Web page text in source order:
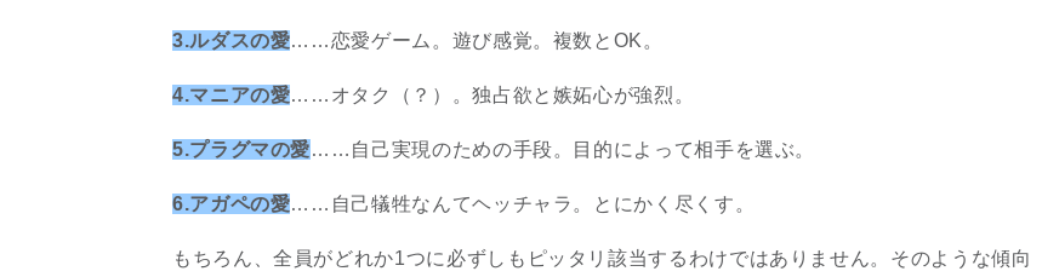
3.ルダスの愛……恋愛ゲーム。遊び感覚。複数とOK。
4.マニアの愛……オタク（？）。独占欲と嫉妬心が強烈。
5.プラグマの愛……自己実現のための手段。目的によって相手を選ぶ。
6.アガペの愛……自己犠牲なんてヘッチャラ。とにかく尽くす。
もちろん、全員がどれか1つに必ずしもピッタリ該当するわけではありません。そのような傾向